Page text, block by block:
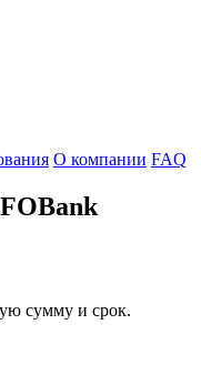
О компании FAQ
сумму и срок.